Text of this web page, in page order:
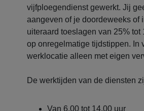
vijfploegendienst gewerkt. Jij
aangeven of je doordeweeks of
uiteraard toeslagen van 25%
op onregelmatige tijdstippen. In
werklocatie alleen met eigen
De werktijden van de diensten
Van 6.00 tot 14.00 uur